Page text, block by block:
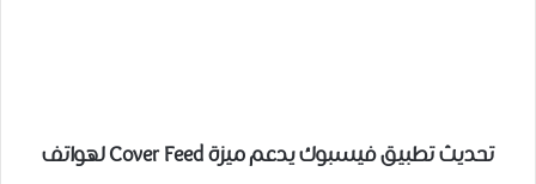
تحديث تطبيق فيسبوك يدعم ميزة Cover Feed لهواتف